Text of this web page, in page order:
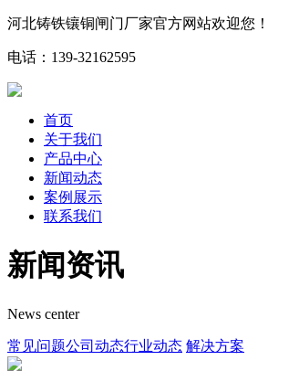
河北铸铁镶铜闸门厂家官方网站欢迎您！
电话：139-32162595
首页
关于我们
产品中心
新闻动态
案例展示
联系我们
新闻资讯
News center
常见问题公司动态行业动态 解决方案